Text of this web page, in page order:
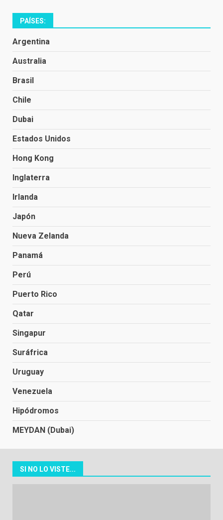
PAÍSES:
Argentina
Australia
Brasil
Chile
Dubai
Estados Unidos
Hong Kong
Inglaterra
Irlanda
Japón
Nueva Zelanda
Panamá
Perú
Puerto Rico
Qatar
Singapur
Suráfrica
Uruguay
Venezuela
Hipódromos
MEYDAN (Dubai)
SI NO LO VISTE...